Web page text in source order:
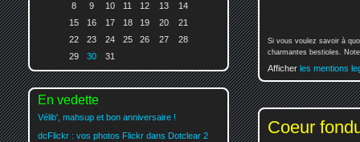
Si vous voulez savoir à
charmantes bestioles.
Afficher les mentions
Coeur
8
9 10 11 12 13
14
15
16 17 18 19 20
21
22
23 24 25 26 27
28
29
30 31
En vedette
Vélib', mahsup et bon anniversaire !
dcFlickr : vos photos Flickr dans Dotclear 2